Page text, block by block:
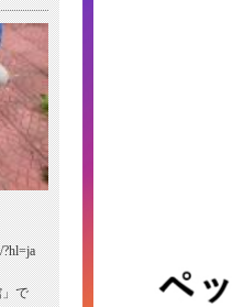
?hl=ja
で